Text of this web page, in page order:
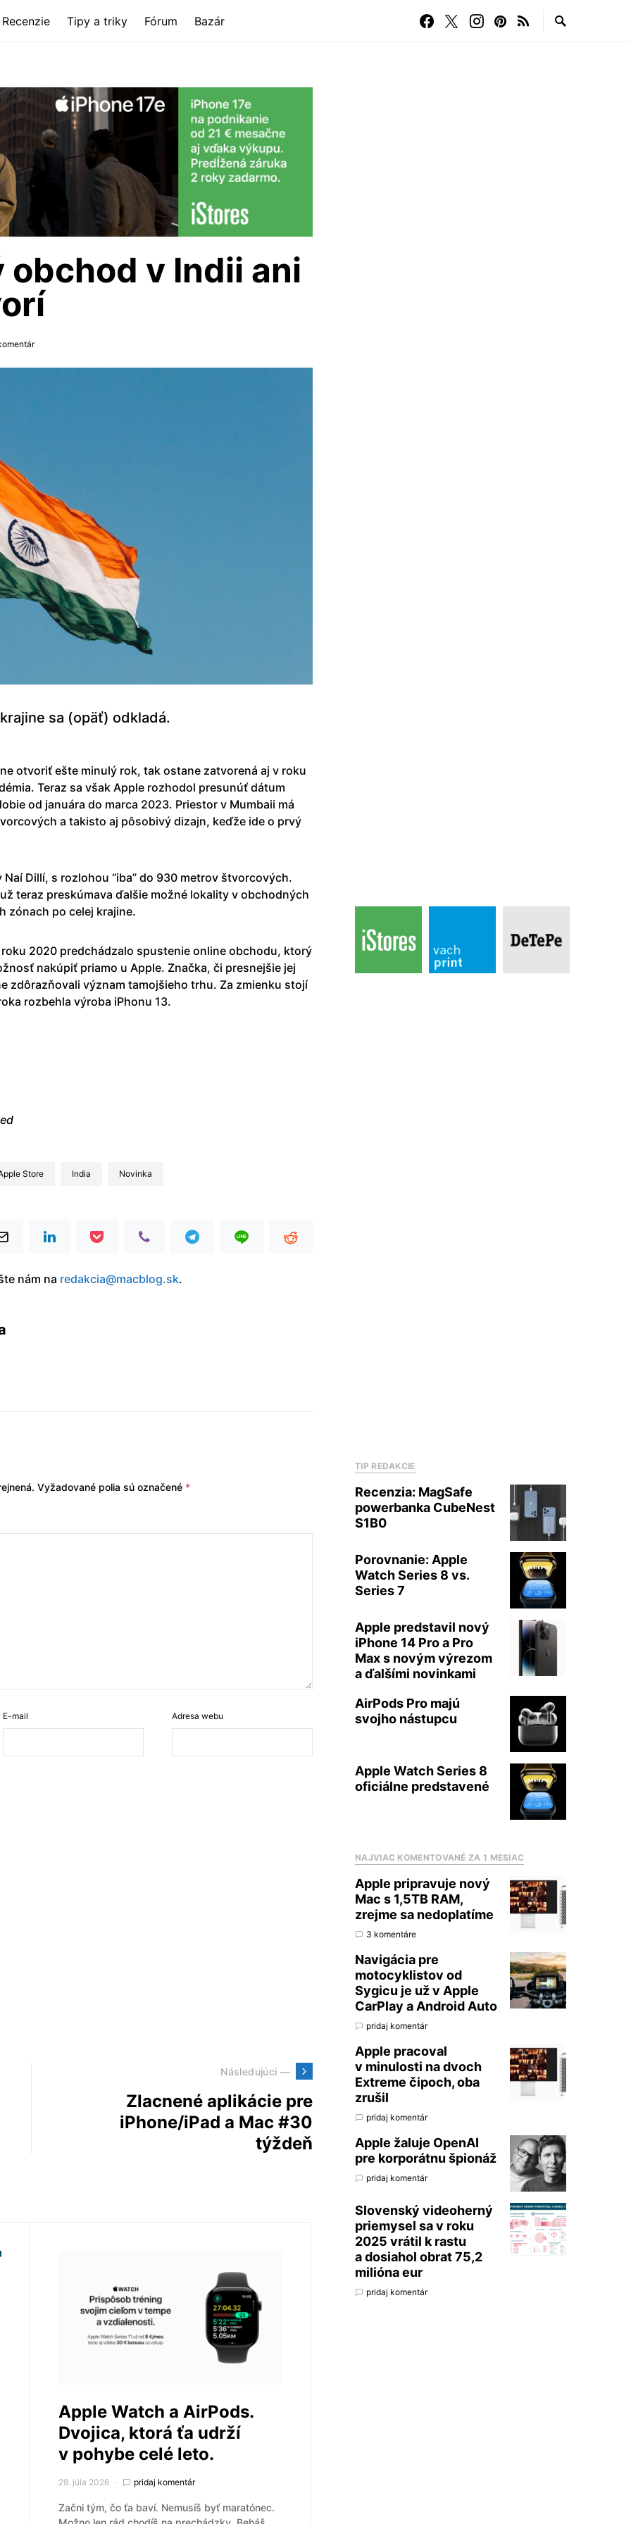
Recenzie Tipy a triky Fórum Bazár
v Indii ani
sa (opäť) odkladá.
otvoriť ešte minulý rok, tak ostane zatvorená aj v roku
Teraz sa však Apple rozhodol presunúť dátum
od januára do marca 2023. Priestor v Mumbaii má
a takisto aj pôsobivý dizajn, keďže ide o prvý
Dillí, s rozlohou “iba” do 930 metrov štvorcových.
teraz preskúmava ďalšie možné lokality v obchodných
zónach po celej krajine.
2020 predchádzalo spustenie online obchodu, ktorý
nakúpiť priamo u Apple. Značka, či presnejšie jej
zdôrazňovali význam tamojšieho trhu. Za zmienku stojí
rozbehla výroba iPhonu 13.
Apple Store India Novinka
nám na redakcia@macblog.sk.
Vyžadované polia sú označené *
E-mail Adresa webu
Následujúci —
Zlacnené aplikácie pre
iPhone/iPad a Mac #30
týždeň
Apple Watch a AirPods.
Dvojica, ktorá ťa udrží
v pohybe celé leto.
28. júla 2026 pridaj komentár
Začni tým, čo ťa baví. Nemusíš byť maratónec.
TIP REDAKCIE
Recenzia: MagSafe
powerbanka CubeNest
S1B0
Porovnanie: Apple
Watch Series 8 vs.
Series 7
Apple predstavil nový
iPhone 14 Pro a Pro
Max s novým výrezom
a ďalšími novinkami
AirPods Pro majú
svojho nástupcu
Apple Watch Series 8
oficiálne predstavené
NAJVIAC KOMENTOVANÉ ZA 1 MESIAC
Apple pripravuje nový
Mac s 1,5TB RAM,
zrejme sa nedoplatíme
3 komentáre
Navigácia pre
motocyklistov od
Sygicu je už v Apple
CarPlay a Android Auto
pridaj komentár
Apple pracoval
v minulosti na dvoch
Extreme čipoch, oba
zrušil
pridaj komentár
Apple žaluje OpenAI
pre korporátnu špionáž
pridaj komentár
Slovenský videoherný
priemysel sa v roku
2025 vrátil k rastu
a dosiahol obrat 75,2
milióna eur
pridaj komentár